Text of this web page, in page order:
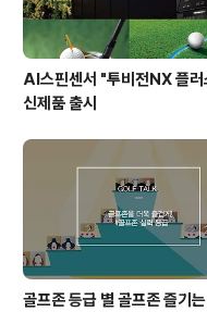
AI스핀센서 "투비전NX 플러
신제품 출시
골프존 등급 별 골프존 즐기